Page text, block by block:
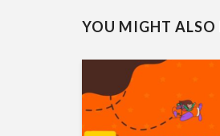
YOU MIGHT ALSO